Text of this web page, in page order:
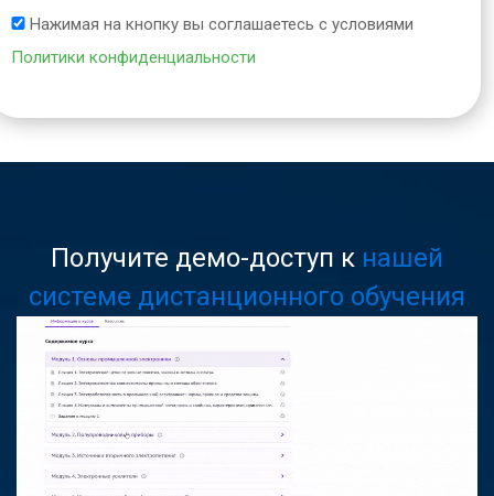
Нажимая на кнопку вы соглашаетесь с условиями
Политики конфиденциальности
Получите демо-доступ к нашей
системе дистанционного обучения